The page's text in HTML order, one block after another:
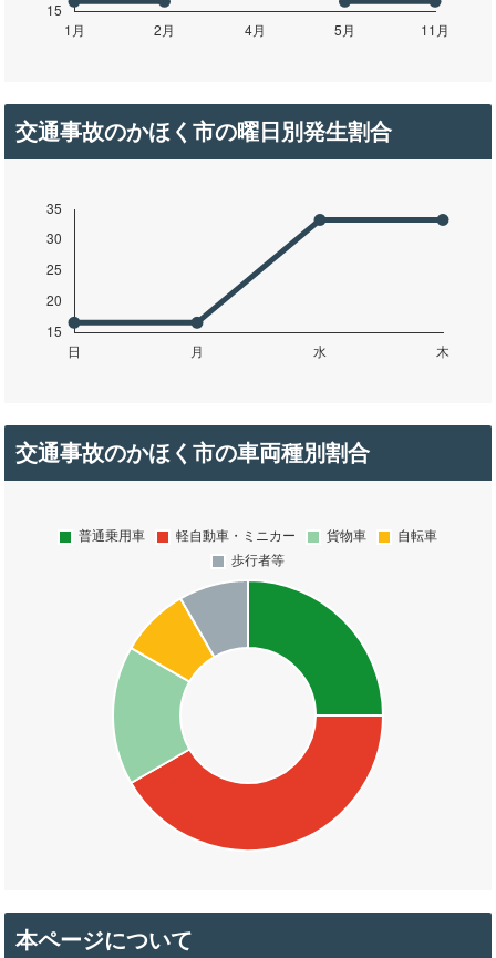
交通事故のかほく市の曜日別発生割合
交通事故のかほく市の車両種別割合
本ページについて